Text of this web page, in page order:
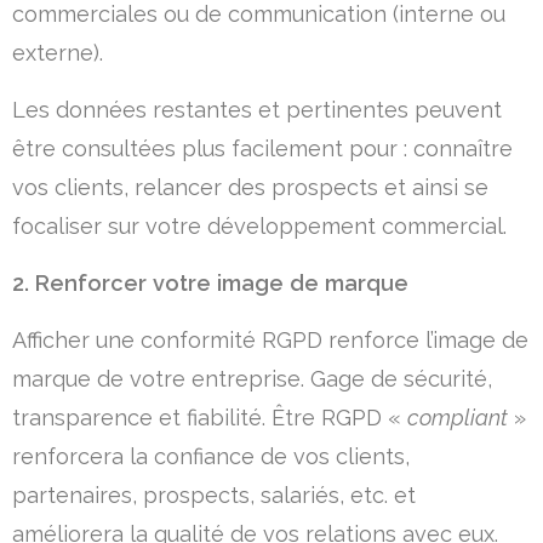
commerciales ou de communication (interne ou
externe).
Les données restantes et pertinentes peuvent
être consultées plus facilement pour : connaître
vos clients, relancer des prospects et ainsi se
focaliser sur votre développement commercial.
2. Renforcer votre image de marque
Afficher une conformité RGPD renforce l’image de
marque de votre entreprise. Gage de sécurité,
transparence et fiabilité. Être RGPD « compliant »
renforcera la confiance de vos clients,
partenaires, prospects, salariés, etc. et
améliorera la qualité de vos relations avec eux.